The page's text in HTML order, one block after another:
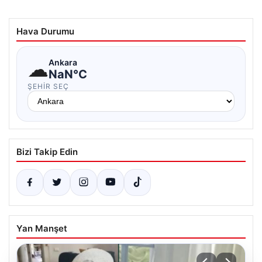
Hava Durumu
☁Ankara
NaN°C
ŞEHIR SEÇ
Bizi Takip Edin
Yan Manşet